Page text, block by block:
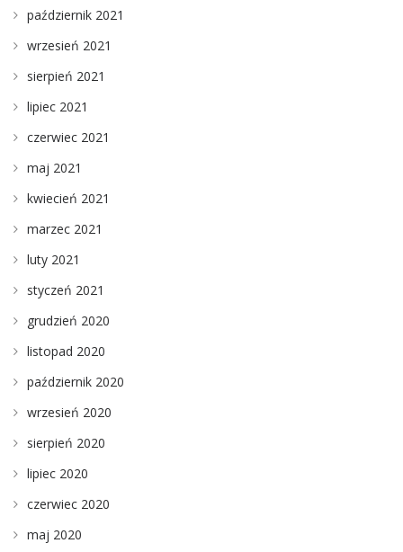
październik 2021
wrzesień 2021
sierpień 2021
lipiec 2021
czerwiec 2021
maj 2021
kwiecień 2021
marzec 2021
luty 2021
styczeń 2021
grudzień 2020
listopad 2020
październik 2020
wrzesień 2020
sierpień 2020
lipiec 2020
czerwiec 2020
maj 2020